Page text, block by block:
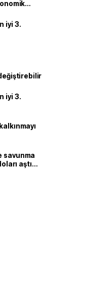
iyi 3.
iyi 3.
savunma
aştı